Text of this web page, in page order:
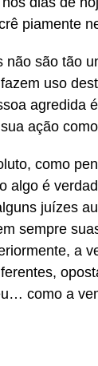
piamente
são tão
uso
agredida
ação
como
algo é
juízes
sempre
a
como a